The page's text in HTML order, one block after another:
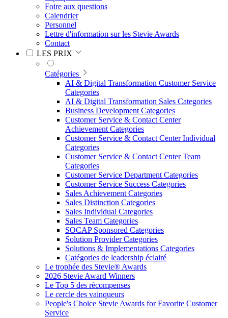
Foire aux questions
Calendrier
Personnel
Lettre d'information sur les Stevie Awards
Contact
LES PRIX
Catégories
AI & Digital Transformation Customer Service
Categories
AI & Digital Transformation Sales Categories
Business Development Categories
Customer Service & Contact Center
Achievement Categories
Customer Service & Contact Center Individual
Categories
Customer Service & Contact Center Team
Categories
Customer Service Department Categories
Customer Service Success Categories
Sales Achievement Categories
Sales Distinction Categories
Sales Individual Categories
Sales Team Categories
SOCAP Sponsored Categories
Solution Provider Categories
Solutions & Implementations Categories
Catégories de leadership éclairé
Le trophée des Stevie® Awards
2026 Stevie Award Winners
Le Top 5 des récompenses
Le cercle des vainqueurs
People's Choice Stevie Awards for Favorite Customer
Service